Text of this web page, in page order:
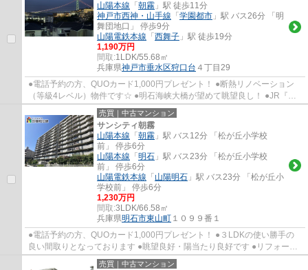
山陽本線 「朝霧 」駅 徒歩11分
神戸市西神・山手線 「学園都市 」駅 バス26分 「明
舞団地口」 停歩9分
山陽電鉄本線 「西舞子 」駅 徒歩19分
1,190万円
間取:1LDK/55.68㎡
兵庫県神戸市垂水区狩口台 ４丁目29
●電話予約の方、QUOカード1,000円プレゼント！ ●断熱リノベーション
（等級4レベル）物件です☆ ●明石海峡大橋が望めて眺望良し！ ●JR『朝
霧駅』徒歩圏内で通勤通学便利です ●西舞子小学...
売買｜中古マンション
サンシティ朝霧
山陽本線 「朝霧 」駅 バス12分 「松が丘小学校
前」 停歩6分
山陽本線 「明石 」駅 バス23分 「松が丘小学校
前」 停歩6分
山陽電鉄本線 「山陽明石 」駅 バス23分 「松が丘小
学校前」 停歩6分
1,230万円
間取:3LDK/66.58㎡
兵庫県明石市東山町 １０９９番１
●電話予約の方、QUOカード1,000円プレゼント！ ●３LDKの使い勝手の
良い間取りとなっております ●眺望良好・陽当たり良好です ●リフォーム
済みですぐに新生活を始めていただけます ●小...
売買｜中古マンション